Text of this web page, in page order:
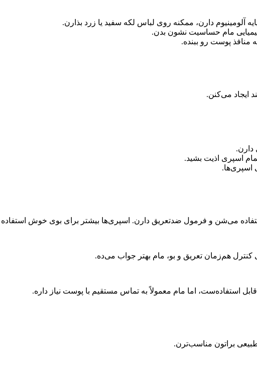
آلومینیوم دارن، ممکنه روی لباس لکه سفید یا زرد بذارن.
مام حساسیت نشون بدن.
منافذ پوست رو ببنده.
ایجاد می‌کنن.
دارن.
اسپری اذیت بشید.
اسپری‌ها.
می‌شن و فرمول ضدتعریق دارن. اسپری‌ها بیشتر برای بوی خوش
کنترل هم‌زمان تعریق و بو، مام بهتر جواب می‌ده.
استفاده‌ست، اما مام معمولاً به تماس مستقیم با پوست نیاز داره.
براتون مناسب‌ترن.